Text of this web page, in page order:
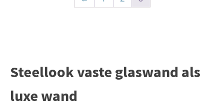
Steellook vaste glaswand als
luxe wand